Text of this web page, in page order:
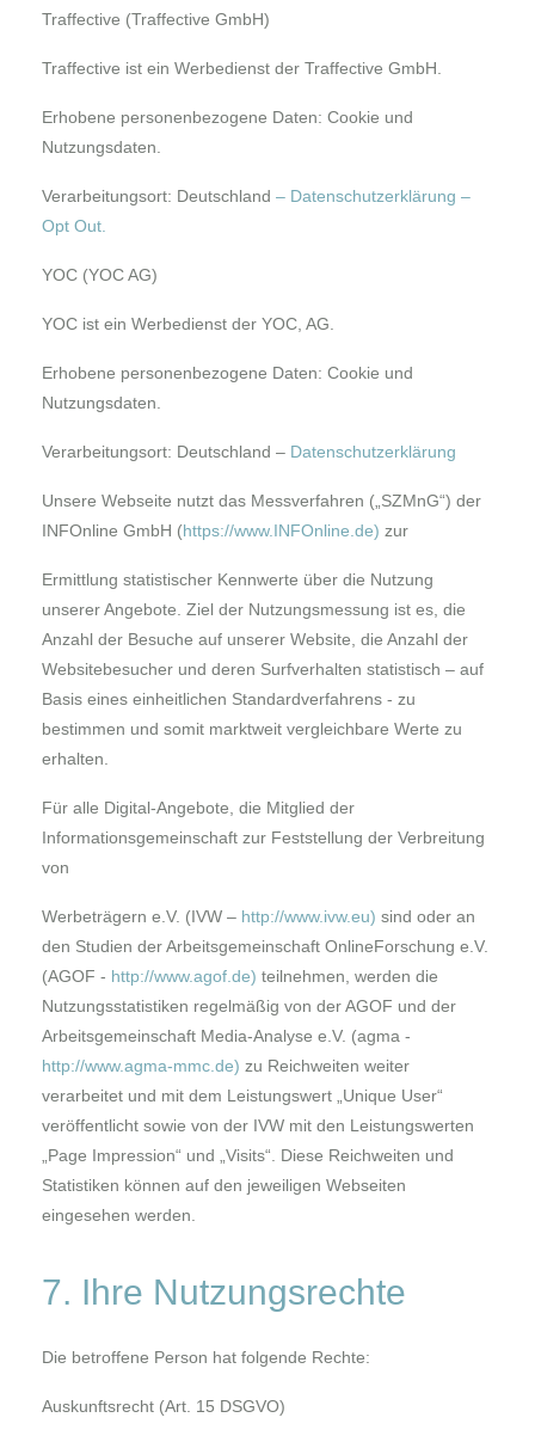
Traffective (Traffective GmbH)
Traffective ist ein Werbedienst der Traffective GmbH.
Erhobene personenbezogene Daten: Cookie und
Nutzungsdaten.
Verarbeitungsort: Deutschland – Datenschutzerklärung –
Opt Out.
YOC (YOC AG)
YOC ist ein Werbedienst der YOC, AG.
Erhobene personenbezogene Daten: Cookie und
Nutzungsdaten.
Verarbeitungsort: Deutschland – Datenschutzerklärung
Unsere Webseite nutzt das Messverfahren („SZMnG“) der
INFOnline GmbH (https://www.INFOnline.de) zur
Ermittlung statistischer Kennwerte über die Nutzung
unserer Angebote. Ziel der Nutzungsmessung ist es, die
Anzahl der Besuche auf unserer Website, die Anzahl der
Websitebesucher und deren Surfverhalten statistisch – auf
Basis eines einheitlichen Standardverfahrens - zu
bestimmen und somit marktweit vergleichbare Werte zu
erhalten.
Für alle Digital-Angebote, die Mitglied der
Informationsgemeinschaft zur Feststellung der Verbreitung
von
Werbeträgern e.V. (IVW – http://www.ivw.eu) sind oder an
den Studien der Arbeitsgemeinschaft OnlineForschung e.V.
(AGOF - http://www.agof.de) teilnehmen, werden die
Nutzungsstatistiken regelmäßig von der AGOF und der
Arbeitsgemeinschaft Media-Analyse e.V. (agma -
http://www.agma-mmc.de) zu Reichweiten weiter
verarbeitet und mit dem Leistungswert „Unique User“
veröffentlicht sowie von der IVW mit den Leistungswerten
„Page Impression“ und „Visits“. Diese Reichweiten und
Statistiken können auf den jeweiligen Webseiten
eingesehen werden.
7. Ihre Nutzungsrechte
Die betroffene Person hat folgende Rechte:
Auskunftsrecht (Art. 15 DSGVO)